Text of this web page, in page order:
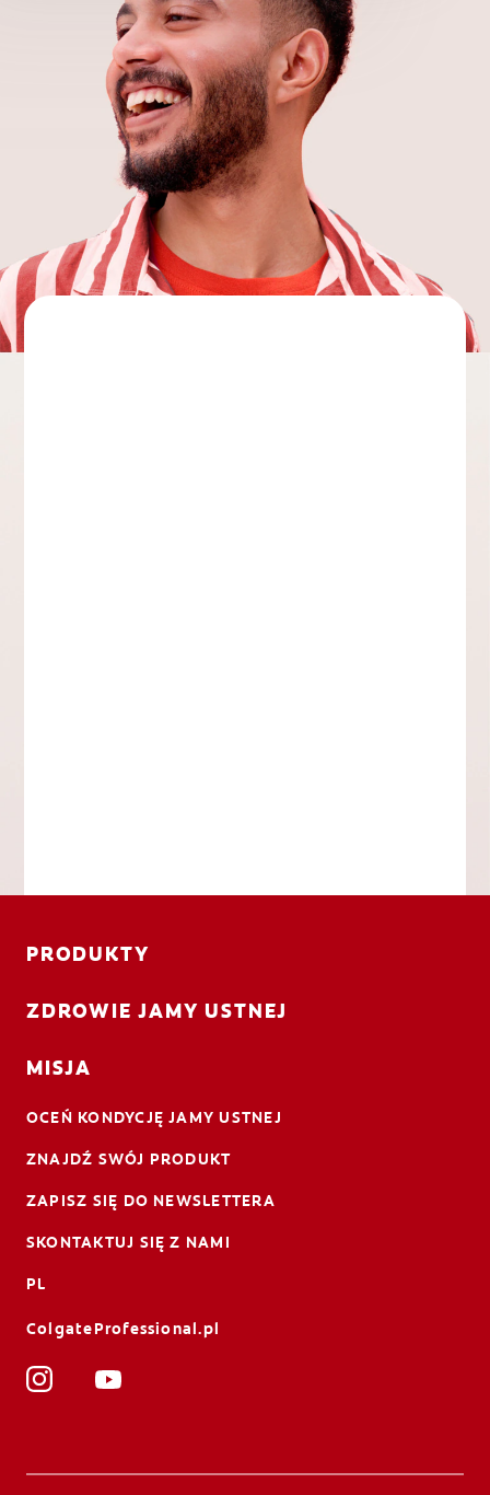
PRODUKTY
ZDROWIE JAMY USTNEJ
MISJA
OCEŃ KONDYCJĘ JAMY USTNEJ
ZNAJDŹ SWÓJ PRODUKT
ZAPISZ SIĘ DO NEWSLETTERA
SKONTAKTUJ SIĘ Z NAMI
PL
ColgateProfessional.pl